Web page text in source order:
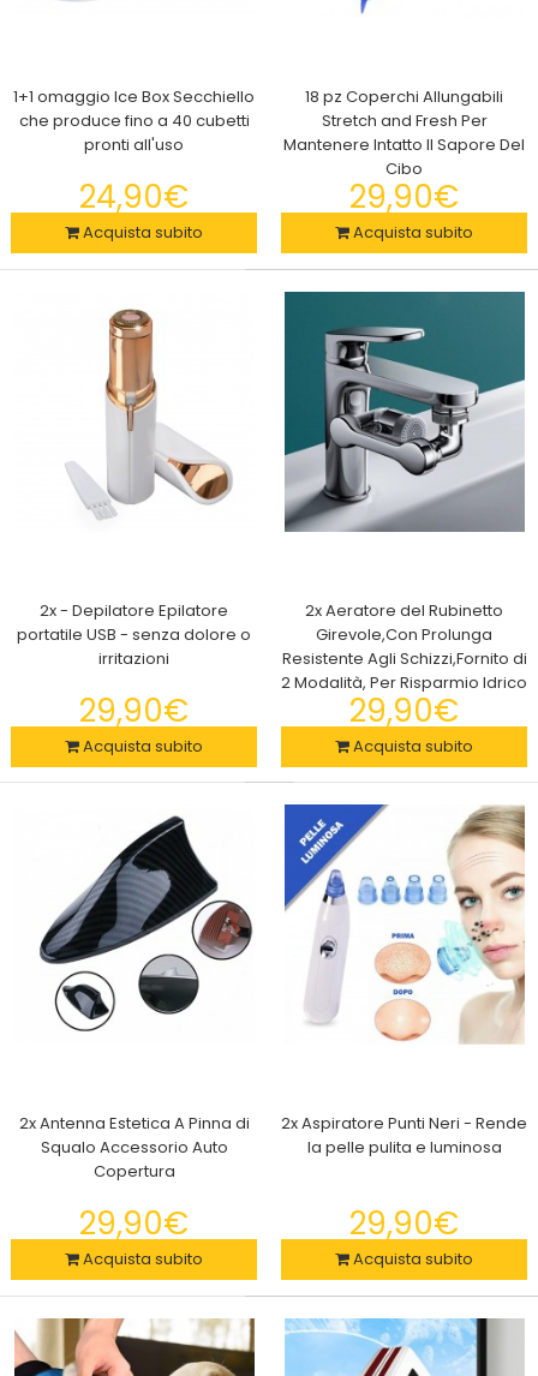
Telo Coprisedile Universale 4in1 Cani Gatti Animali Domestici
per Auto SUV Furgone Camion, Impermeabile e Antigraffio
Telo Coprisedile Universale 4in1 137x147cm Cani Gatti Animali
Domestici Auto SUV Furgone Camion Amac..
1+1 omaggio Ice Box Secchiello che produce fino a 40 cubetti
pronti all'uso
24,90€
Il tuo modo di creare una grande quantità di cubetti di
ghiaccio, stampi perfetti per congelare le..
1+1 omaggio Ice Box Secchiello
che produce fino a 40 cubetti
pronti all'uso
24,90€
Acquista subito
18 pz Coperchi Allungabili
Stretch and Fresh Per
Mantenere Intatto Il Sapore Del
Cibo
29,90€
Acquista subito
2x - Depilatore Epilatore
portatile USB - senza dolore o
irritazioni
29,90€
Acquista subito
2x Aeratore del Rubinetto
Girevole,Con Prolunga
Resistente Agli Schizzi,Fornito di
2 Modalità, Per Risparmio Idrico
29,90€
Acquista subito
2x Antenna Estetica A Pinna di
Squalo Accessorio Auto
Copertura
29,90€
Acquista subito
2x Aspiratore Punti Neri - Rende
la pelle pulita e luminosa
29,90€
Acquista subito